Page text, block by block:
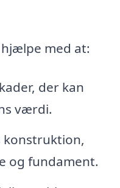
med at:
der kan
værdi.
konstruktion,
og fundament.